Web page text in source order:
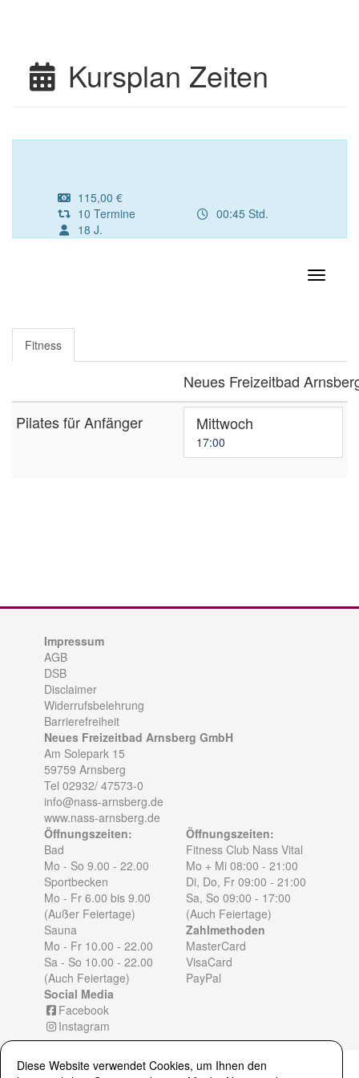
Kursplan Zeiten
115,00 €
10 Termine
00:45 Std.
18 J.
Fitness
Neues Freizeitbad
Pilates für Anfänger
Mittwoch
17:00
Impressum
AGB
DSB
Disclaimer
Widerrufsbelehrung
Barrierefreiheit
Neues Freizeitbad Arnsberg GmbH
Am Solepark 15
59759 Arnsberg
Tel 02932/ 47573-0
info@nass-arnsberg.de
www.nass-arnsberg.de
Öffnungszeiten:
Bad
Mo - So 9.00 - 22.00
Sportbecken
Mo - Fr 6.00 bis 9.00
(Außer Feiertage)
Sauna
Mo - Fr 10.00 - 22.00
Sa - So 10.00 - 22.00
(Auch Feiertage)
Öffnungszeiten:
Fitness Club Nass Vital
Mo + Mi 08:00 - 21:00
Di, Do, Fr 09:00 - 21:00
Sa, So 09:00 - 17:00
(Auch Feiertage)
Zahlmethoden
MasterCard
VisaCard
PayPal
Social Media
Facebook
Instagram
Diese Website verwendet Cookies, um Ihnen den